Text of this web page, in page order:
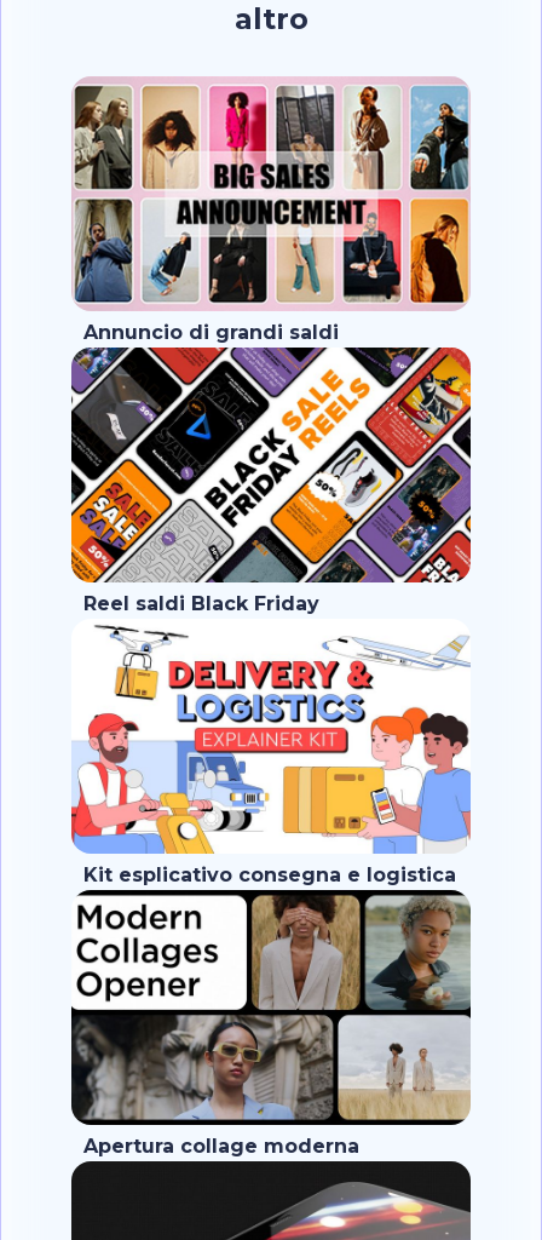
altro
Annuncio di grandi saldi
Reel saldi Black Friday
Kit esplicativo consegna e logistica
Apertura collage moderna